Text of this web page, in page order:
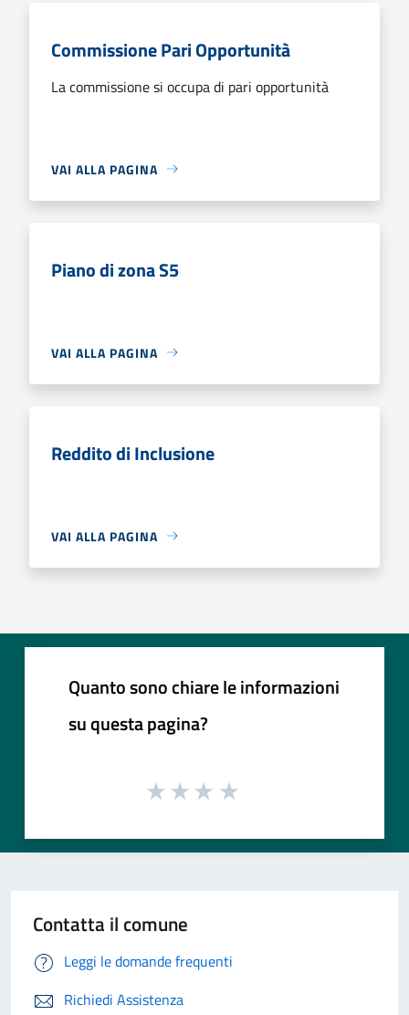
Commissione Pari Opportunità
La commissione si occupa di pari opportunità
VAI ALLA PAGINA
Piano di zona S5
VAI ALLA PAGINA
Reddito di Inclusione
VAI ALLA PAGINA
Quanto sono chiare le informazioni
su questa pagina?
Contatta il comune
Leggi le domande frequenti
Richiedi Assistenza